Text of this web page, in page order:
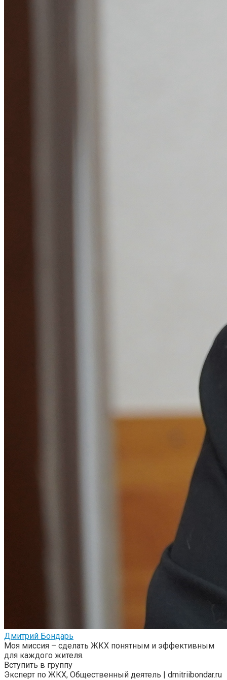
Дмитрий Бондарь
Моя миссия – сделать ЖКХ понятным и эффективным
для каждого жителя.
Вступить в группу
Эксперт по ЖКХ, Общественный деятель | dmitriibondar.ru